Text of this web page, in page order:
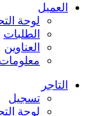
العميل
لوحة
الطلبات
العناوين
التاجر
تسجيل
لوحة